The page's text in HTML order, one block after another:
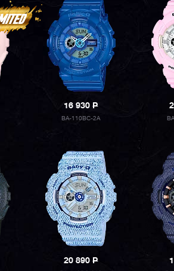
16 930P
BA-110BC-2A
20 890P